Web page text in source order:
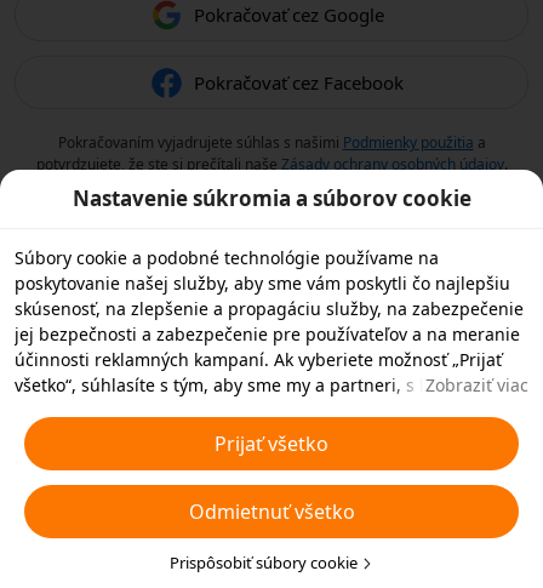
Pokračovať cez Google
Pokračovať cez Facebook
Pokračovaním vyjadrujete súhlas s našimi Podmienky použitia a
potvrdzujete, že ste si prečítali naše Zásady ochrany osobných údajov.
Nastavenie súkromia a súborov cookie
Súbory cookie a podobné technológie používame na
poskytovanie našej služby, aby sme vám poskytli čo najlepšiu
skúsenosť, na zlepšenie a propagáciu služby, na zabezpečenie
jej bezpečnosti a zabezpečenie pre používateľov a na meranie
účinnosti reklamných kampaní. Ak vyberiete možnosť „Prijať
všetko“, súhlasíte s tým, aby sme my a partneri, s ktorými
technológie vo vašom zariadení na reklamné účely. Môžete tiež
zvoliť možnosť „Odmietnuť všetky“ nedôležité súbory cookie
alebo vybrať, ktoré typy súborov cookie chcete prijať alebo
zakázať, kliknutím na tlačidlo „Prispôsobiť súbory cookie“ nižšie
alebo kedykoľvek v nastaveniach ochrany osobných údajov.
Viac informácií nájdete v našichPravidlách týkajúcich sa
Zobraziť viac
Prijať všetko
Odmietnuť všetko
Prispôsobiť súbory cookie